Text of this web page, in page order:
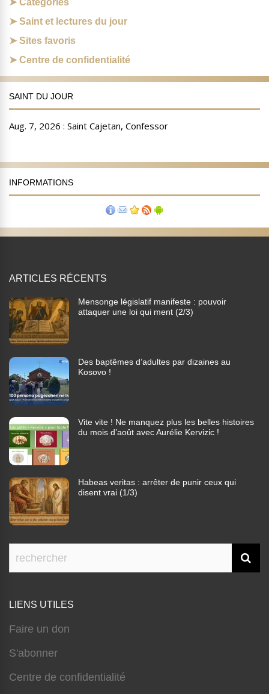
Catégories
Saint et lectures du jour
Sites favoris
Centre de confidentialité
SAINT DU JOUR
INFORMATIONS
ARTICLES RÉCENTS
Mensonge législatif manifeste : pouvoir
attaquer une loi qui ment (2/3)
Des baptêmes d’adultes par dizaines au
Kosovo !
Vite vite ! Ne manquez plus les belles histoires
du mois d’août avec Aurélie Kervizic !
Habeas veritas : arrêter de punir ceux qui
disent vrai (1/3)
LIENS UTILES
Faire un don
S'abonner
Centre de confidentialité